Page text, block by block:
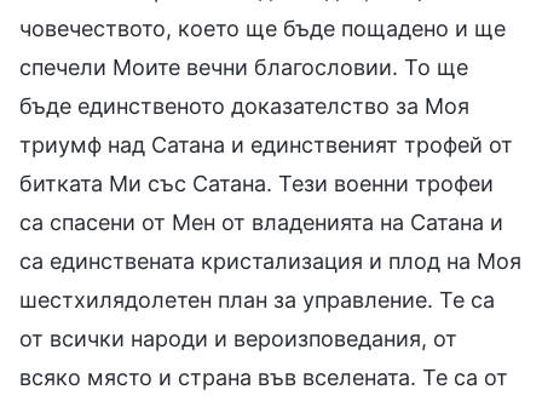
човечеството, което ще бъде пощадено и ще
спечели Моите вечни благословии. То ще
бъде единственото доказателство за Моя
триумф над Сатана и единственият трофей от
битката Ми със Сатана. Тези военни трофеи
са спасени от Мен от владенията на Сатана и
са единствената кристализация и плод на Моя
шестхилядолетен план за управление. Те са
от всички народи и вероизповедания, от
всяко място и страна във вселената. Те са от